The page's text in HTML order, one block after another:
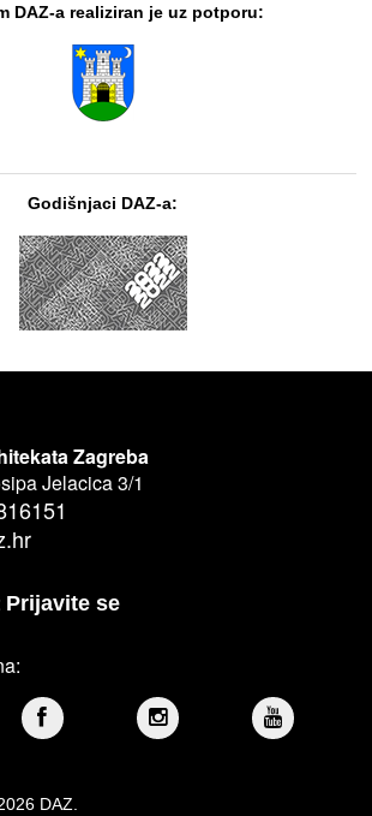
DAZ-a realiziran je uz potporu:
Godišnjaci DAZ-a:
Zagreba
Jelacica 3/1
Prijavite se
DAZ.